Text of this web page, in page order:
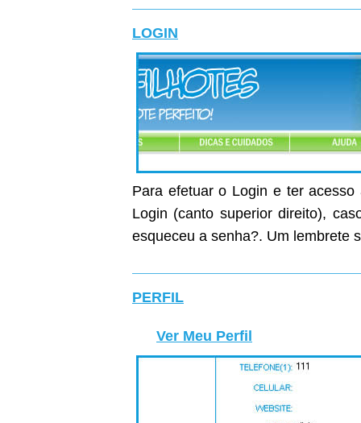
LOGIN
Para efetuar o Login e ter
Login (canto superior direito),
esqueceu a senha?. Um
PERFIL
Ver Meu Perfil